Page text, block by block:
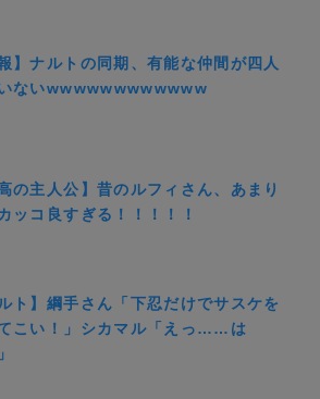
報】ナルトの同期、有能な仲間が四人
ないwwwwwwwwwwww
高の主人公】昔のルフィさん、あまり
ッコ良すぎる！！！！！
ルト】綱手さん「下忍だけでサスケを
こい！」シカマル「えっ……は